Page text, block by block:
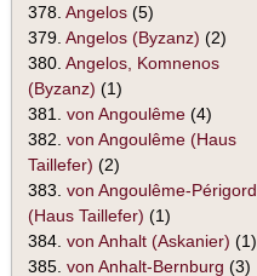
378. Angelos (5)
379. Angelos (Byzanz) (2)
380. Angelos, Komnenos
(Byzanz) (1)
381. von Angoulême (4)
382. von Angoulême (Haus
Taillefer) (2)
383. von Angoulême-Périgord
(Haus Taillefer) (1)
384. von Anhalt (Askanier) (1)
385. von Anhalt-Bernburg (3)